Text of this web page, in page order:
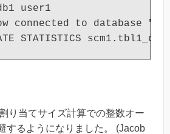
user1
connected to database
り当てサイズ計算での整数オー
するようになりました。 (Jacob